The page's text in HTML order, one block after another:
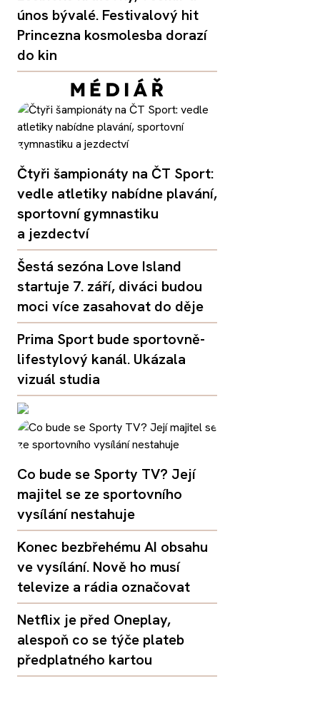
únos bývalé. Festivalový hit
Princezna kosmolesba dorazí
do kin
Čtyři šampionáty na ČT Sport:
vedle atletiky nabídne plavání,
sportovní gymnastiku
a jezdectví
Šestá sezóna Love Island
startuje 7. září, diváci budou
moci více zasahovat do děje
Prima Sport bude sportovně-
lifestylový kanál. Ukázala
vizuál studia
Co bude se Sporty TV? Její
majitel se ze sportovního
vysílání nestahuje
Konec bezbřehému AI obsahu
ve vysílání. Nově ho musí
televize a rádia označovat
Netflix je před Oneplay,
alespoň co se týče plateb
předplatného kartou